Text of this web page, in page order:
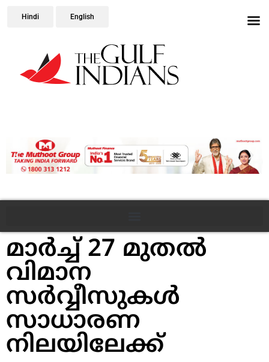
Hindi English
മാര്‍ച്ച് 27 മുതല്‍
വിമാന
സര്‍വ്വീസുകള്‍
സാധാരണ
നിലയിലേക്ക്